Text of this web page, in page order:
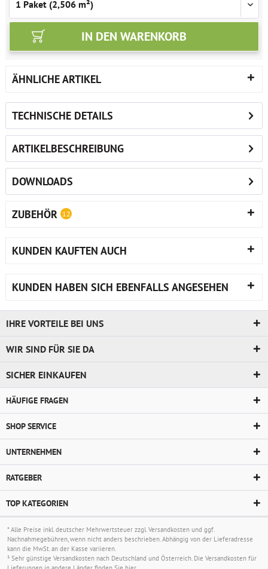
IN DEN WARENKORB
ÄHNLICHE ARTIKEL
TECHNISCHE DETAILS
ARTIKELBESCHREIBUNG
DOWNLOADS
ZUBEHÖR 12
KUNDEN KAUFTEN AUCH
KUNDEN HABEN SICH EBENFALLS ANGESEHEN
IHRE VORTEILE BEI UNS
WIR SIND FÜR SIE DA
SICHER EINKAUFEN
HÄUFIGE FRAGEN
SHOP SERVICE
UNTERNEHMEN
RATGEBER
TOP KATEGORIEN
* Alle Preise inkl. deutscher Mehrwertsteuer zzgl.Versandkosten und ggf.
Nachnahmegebühren, wenn nicht anders beschrieben. Abhängig von der Lieferadresse
kann die MwSt. an der Kasse variieren.
¹ Sehr günstige Versandkosten nach Deutschland und Österreich. Die Versandkosten für